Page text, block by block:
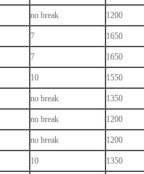
no break 1200
7 1650
7 1650
10 1550
no break 1350
no break 1200
no break 1200
10 1350